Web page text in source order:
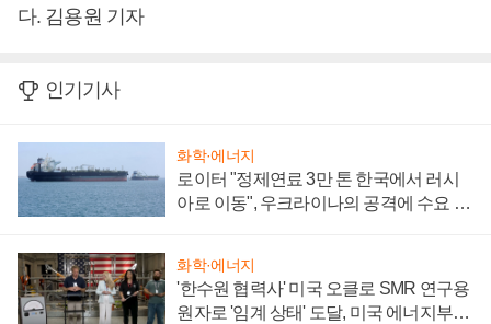
다. 김용원 기자
인기기사
화학·에너지
로이터 "정제연료 3만 톤 한국에서 러시
아로 이동", 우크라이나의 공격에 수요 늘
화학·에너지
'한수원 협력사' 미국 오클로 SMR 연구용
원자로 '임계 상태' 도달, 미국 에너지부